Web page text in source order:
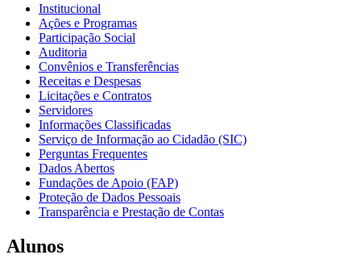
Institucional
Ações e Programas
Participação Social
Auditoria
Convênios e Transferências
Receitas e Despesas
Licitações e Contratos
Servidores
Informações Classificadas
Serviço de Informação ao Cidadão (SIC)
Perguntas Frequentes
Dados Abertos
Fundações de Apoio (FAP)
Proteção de Dados Pessoais
Transparência e Prestação de Contas
Alunos